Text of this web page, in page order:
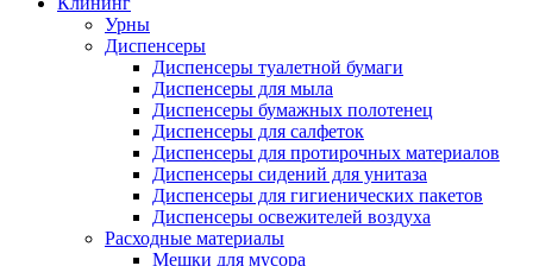
Урны
Диспенсеры
Диспенсеры туалетной бумаги
Диспенсеры для мыла
Диспенсеры бумажных полотенец
Диспенсеры для салфеток
Диспенсеры для протирочных материалов
Диспенсеры сидений для унитаза
Диспенсеры для гигиенических пакетов
Диспенсеры освежителей воздуха
Расходные материалы
Мешки для мусора